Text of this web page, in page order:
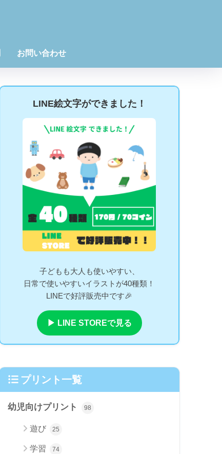
お問い合わせ
LINE絵文字ができました！
子どもも大人も使いやすい、
日常で使いやすいイラストが40種類！
LINEで好評販売中です🎉
▶ LINE STOREで見る
プリント一覧
幼児向けプリント 98
遊び 25
学習 74